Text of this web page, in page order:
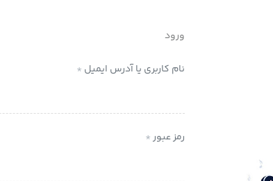
ورود
نام کاربری یا آدرس ایمیل *
رمز عبور*